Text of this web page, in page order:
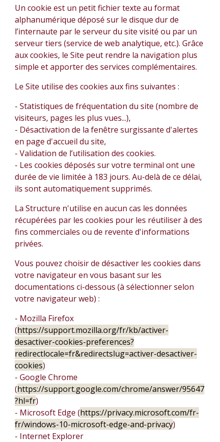
Un cookie est un petit fichier texte au format
alphanumérique déposé sur le disque dur de
l’internaute par le serveur du site visité ou par un
serveur tiers (service de web analytique, etc.). Grâce
aux cookies, le Site peut rendre la navigation plus
simple et apporter des services complémentaires.
Le Site utilise des cookies aux fins suivantes :
- Statistiques de fréquentation du site (nombre de
visiteurs, pages les plus vues...),
- Désactivation de la fenêtre surgissante d'alertes
en page d'accueil du site,
- Validation de l’utilisation des cookies.
- Les cookies déposés sur votre terminal ont une
durée de vie limitée à 183 jours. Au-delà de ce délai,
ils sont automatiquement supprimés.
La Structure n'utilise en aucun cas les données
récupérées par les cookies pour les réutiliser à des
fins commerciales ou de revente d'informations
privées.
Vous pouvez choisir de désactiver les cookies dans
votre navigateur en vous basant sur les
documentations ci-dessous (à sélectionner selon
votre navigateur web) :
- Mozilla Firefox
(https://support.mozilla.org/fr/kb/activer-
desactiver-cookies-preferences?
redirectlocale=fr&redirectslug=activer-desactiver-
cookies)
- Google Chrome
(https://support.google.com/chrome/answer/95647
?hl=fr)
- Microsoft Edge (https://privacy.microsoft.com/fr-
fr/windows-10-microsoft-edge-and-privacy)
- Internet Explorer